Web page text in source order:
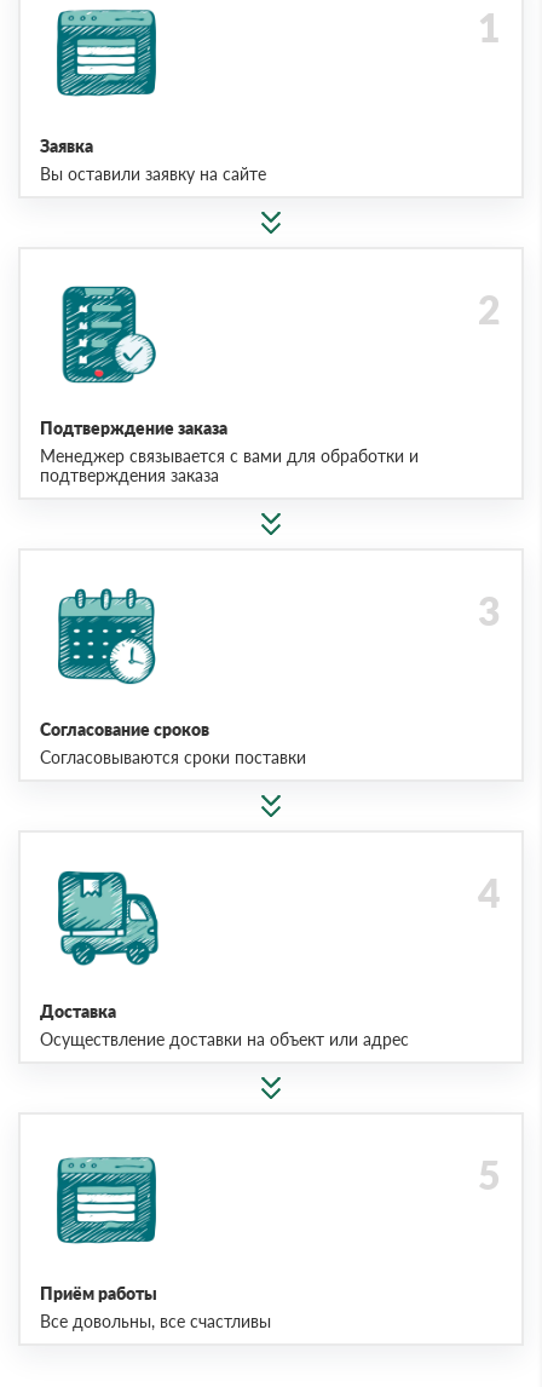
Заявка
Вы оставили заявку на сайте
Подтверждение заказа
Менеджер связывается с вами для обработки и
подтверждения заказа
Согласование сроков
Согласовываются сроки поставки
Доставка
Осуществление доставки на объект или адрес
Приём работы
Все довольны, все счастливы